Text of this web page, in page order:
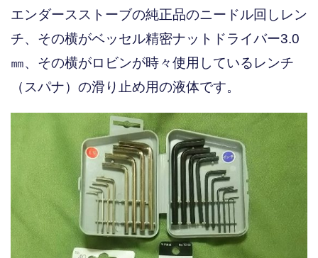
エンダースストーブの純正品のニードル回しレン
チ、その横がベッセル精密ナットドライバー3.0
㎜、その横がロビンが時々使用しているレンチ
（スパナ）の滑り止め用の液体です。